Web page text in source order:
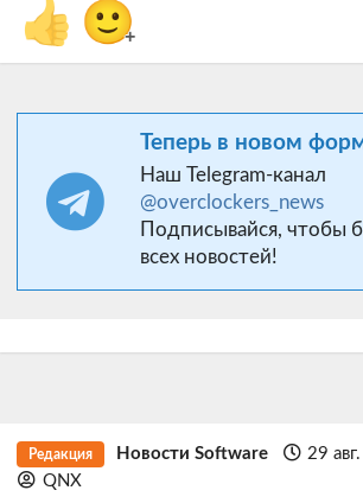
👍 🙂+
Теперь в новом
Наш Telegram-канал
@overclockers_news
Подписывайся, чтобы
всех новостей!
Редакция Новости Software
29
QNX